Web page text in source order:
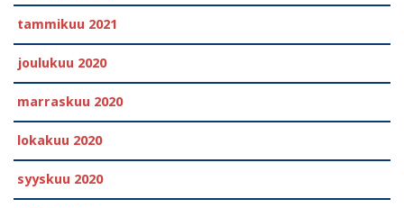
tammikuu 2021
joulukuu 2020
marraskuu 2020
lokakuu 2020
syyskuu 2020